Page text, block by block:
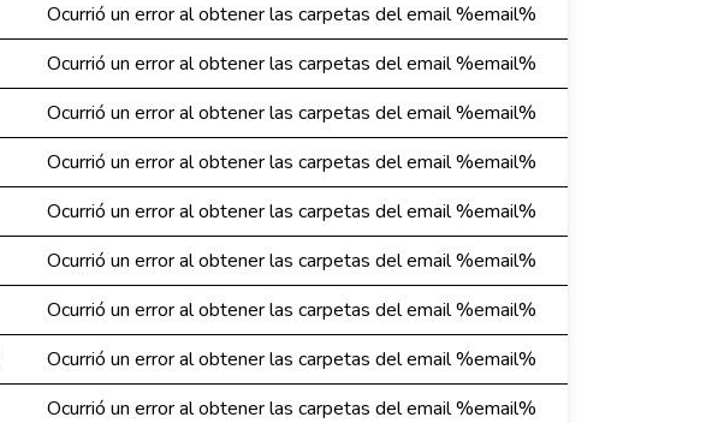
Ocurrió un error al obtener las carpetas del email %email%
Ocurrió un error al obtener las carpetas del email %email%
Ocurrió un error al obtener las carpetas del email %email%
Ocurrió un error al obtener las carpetas del email %email%
Ocurrió un error al obtener las carpetas del email %email%
Ocurrió un error al obtener las carpetas del email %email%
Ocurrió un error al obtener las carpetas del email %email%
Ocurrió un error al obtener las carpetas del email %email%
Ocurrió un error al obtener las carpetas del email %email%